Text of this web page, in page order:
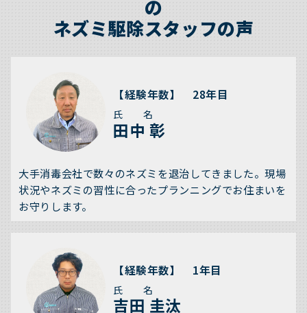
の
ネズミ駆除スタッフの声
【経験年数】 28年目
氏 名
田中 彰
大手消毒会社で数々のネズミを退治してきました。現場
状況やネズミの習性に合ったプランニングでお住まいを
お守りします。
【経験年数】 1年目
氏 名
吉田 圭汰